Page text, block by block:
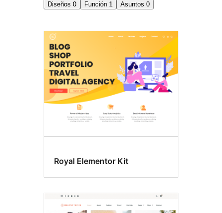
Diseños 0 Función 1 Asuntos 0
Opciones
del
tema
Royal Elementor Kit